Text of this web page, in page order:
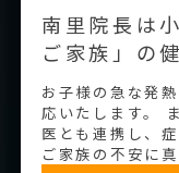
南里院長は
ご家族」の
お子様の急な発
応いたします。
医とも連携し、
ご家族の不安に